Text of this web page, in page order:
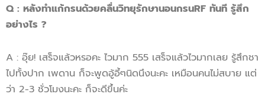
Q : หลังทำแก้กรนด้วยคลื่นวิทยุรักษานอนกรนRF ทันที รู้สึก
อย่างไร ?
A : อุ๊ย! เสร็จแล้วหรอคะ ไวมาก 555 เสร็จแล้วไวมากเลย รู้สึกชา
ไปทั้งปาก เพดาน ก็จะพูดอู้อี้ๆนิดนึงนะคะ เหมือนคนไม่สบาย แต่
ว่า 2-3 ชั่วโมงนะคะ ก็จะดีขึ้นค่ะ